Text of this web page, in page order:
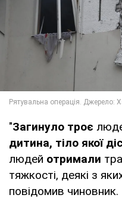
"Загинуло троє
дитина, тіло якої
людей отримали
тяжкості, деякі з
повідомив чиновник.